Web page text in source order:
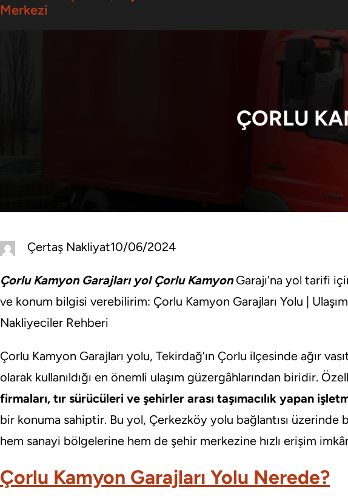
Merkezi
ÇORLU
Çertaş Nakliyat10/06/2024
Çorlu Kamyon Garajları yol Çorlu KamyonGarajı’na yol tarifi
ve konum bilgisi verebilirim: Çorlu Kamyon Garajları Yolu |
Nakliyeciler Rehberi
Çorlu Kamyon Garajları yolu, Tekirdağ’ın Çorlu ilçesinde ağır
olarak kullanıldığı en önemli ulaşım güzergâhlarından biridir.
firmaları, tır sürücüleri ve şehirler arası taşımacılık yapan
bir konuma sahiptir. Bu yol, Çerkezköy yolu bağlantısı üzerinde
hem sanayi bölgelerine hem de şehir merkezine hızlı erişim
Çorlu Kamyon Garajları Yolu Nerede?